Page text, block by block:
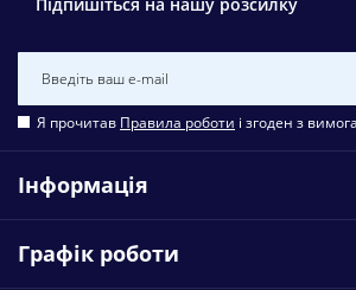
Я прочитав Правила роботи і згоден з
Інформація
Графік роботи